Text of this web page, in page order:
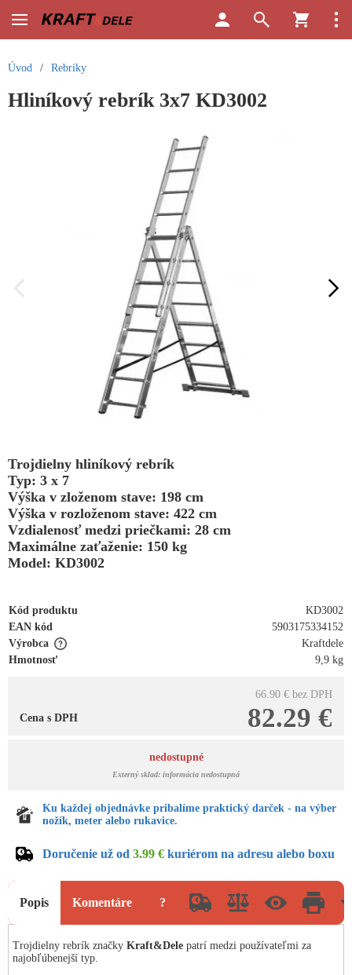
Úvod / Rebríky
Hliníkový rebrík 3x7 KD3002
Trojdielny hliníkový rebrík
Typ: 3 x 7
Výška v zloženom stave: 198 cm
Výška v rozloženom stave: 422 cm
Vzdialenosť medzi priečkami: 28 cm
Maximálne zaťaženie: 150 kg
Model: KD3002
Kód produktu
KD3002
EAN kód
5903175334152
Výrobca
Kraftdele
Hmotnosť
9,9 kg
66.90 € bez DPH
82.29 €
Cena s DPH
nedostupné
Externý sklad: informácia nedostupná
Ku každej objednávke pribalíme praktický darček - na výber
nožík, meter alebo rukavice.
Doručenie už od 3.99 € kuriérom na adresu alebo boxu
Popis Komentáre ?
Trojdielny rebrík značky Kraft&Dele patrí medzi používateľmi za
najobľúbenejší typ.